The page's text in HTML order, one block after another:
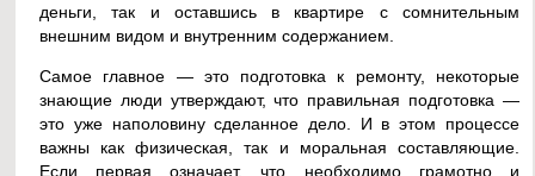
деньги, так и оставшись в квартире с сомнительным
внешним видом и внутренним содержанием.
Самое главное — это подготовка к ремонту, некоторые
знающие люди утверждают, что правильная подготовка —
это уже наполовину сделанное дело. И в этом процессе
важны как физическая, так и моральная составляющие.
Если первая означает, что необходимо грамотно и